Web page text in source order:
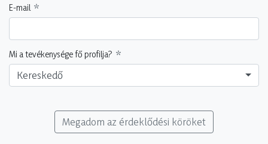
E-mail
Mi a tevékenysége fő profilja?
Kereskedő
Megadom az érdeklődési köröket